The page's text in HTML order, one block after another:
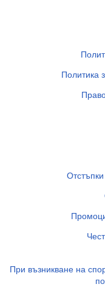
Политика
При възникване на